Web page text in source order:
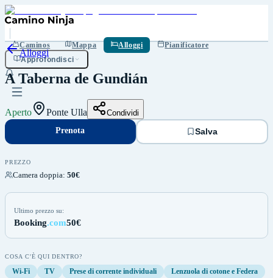
Caminos Mappa Alloggi
Pianificatore
Approfondisci
Alloggi
A Taberna de Gundián
Aperto Ponte Ulla Condividi
Prenota
Prenota Salva
PREZZO
Camera doppia: 50€
Ultimo prezzo su:
Booking.com50€
COSA C'È QUI DENTRO?
Wi-Fi TV Prese di corrente individuali Lenzuola di cotone e Federa